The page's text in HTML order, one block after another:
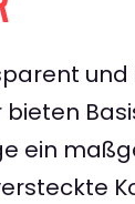
ein